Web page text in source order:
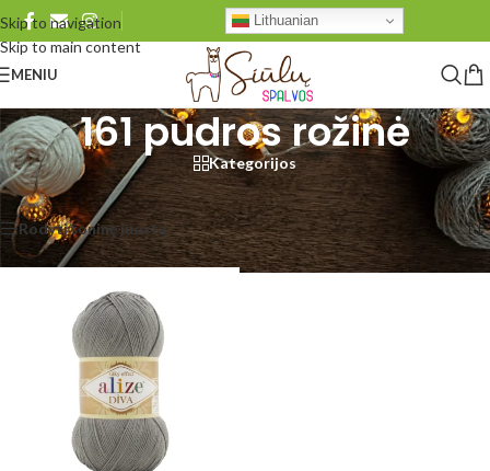
Skip to navigation
Skip to main content
Lithuanian
MENIU
161 pudros rožinė
Kategorijos
Pradžia/Produkto Alize Diva/ 161 pudros rožinė Rezultatų: 1
Rodyti šoninę juostą Rodyti 48 96 Visi